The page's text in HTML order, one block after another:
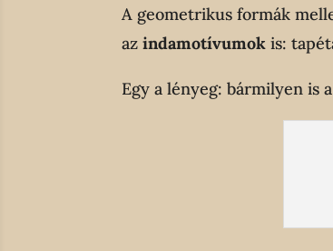
A geometrikus formák
azindamotívumok is:
Egy a lényeg: bármilyen is